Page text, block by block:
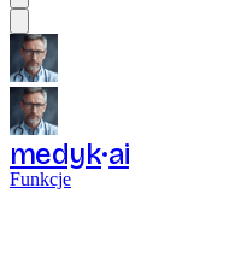
medyk ai
Funkcje